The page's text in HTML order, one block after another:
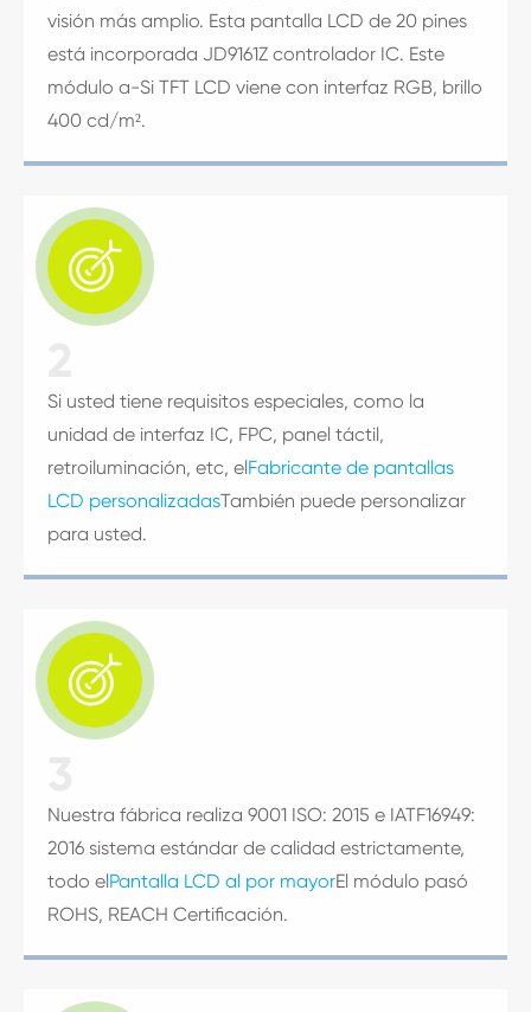
visión más amplio. Esta pantalla LCD de 20 pines
está incorporada JD9161Z controlador IC. Este
módulo a-Si TFT LCD viene con interfaz RGB, brillo
400 cd/m².

Si usted tiene requisitos especiales, como la
unidad de interfaz IC, FPC, panel táctil,
retroiluminación, etc, elFabricante de pantallas
LCD personalizadasTambién puede personalizar
para usted.

Nuestra fábrica realiza 9001 ISO: 2015 e IATF16949:
2016 sistema estándar de calidad estrictamente,
todo elPantalla LCD al por mayorEl módulo pasó
ROHS, REACH Certificación.